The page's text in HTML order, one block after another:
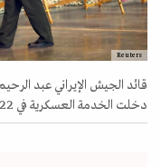
Reuters
قائد الجيش الإيراني عبد
دخلت الخدمة العسكرية في 22 يناير